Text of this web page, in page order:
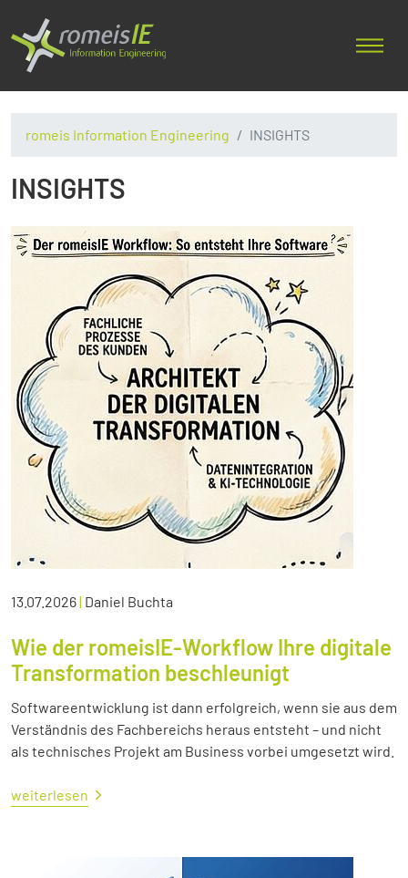
romeis Information Engineering INSIGHTS
INSIGHTS
13.07.2026| Daniel Buchta
Wie der romeisIE-Workflow Ihre digitale
Transformation beschleunigt
Softwareentwicklung ist dann erfolgreich, wenn sie aus dem
Verständnis des Fachbereichs heraus entsteht – und nicht
als technisches Projekt am Business vorbei umgesetzt wird.
weiterlesen